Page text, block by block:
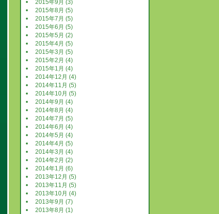
2015年9月 (3)
2015年8月 (5)
2015年7月 (5)
2015年6月 (5)
2015年5月 (2)
2015年4月 (5)
2015年3月 (5)
2015年2月 (4)
2015年1月 (4)
2014年12月 (4)
2014年11月 (5)
2014年10月 (5)
2014年9月 (4)
2014年8月 (4)
2014年7月 (5)
2014年6月 (4)
2014年5月 (4)
2014年4月 (5)
2014年3月 (4)
2014年2月 (2)
2014年1月 (6)
2013年12月 (5)
2013年11月 (5)
2013年10月 (4)
2013年9月 (7)
2013年8月 (1)